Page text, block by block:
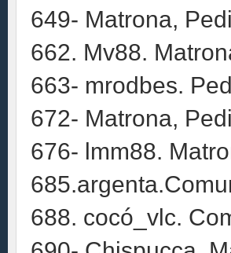
649- Matrona,
662. Mv88.
663- mrodbes.
672- Matrona,
676- lmm88.
688. cocó_vlc.